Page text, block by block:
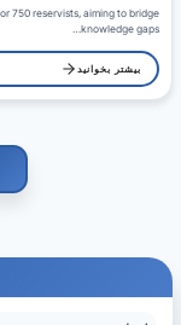
750 reservists, aiming to bridge
knowledge gaps…
بیشتر بخوانید